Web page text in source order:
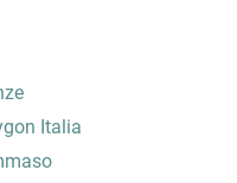
Italia